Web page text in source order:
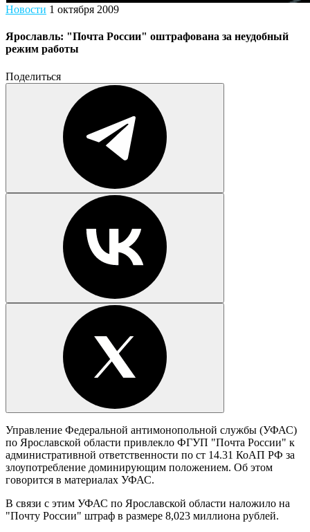
Новости 1 октября 2009
Ярославль: "Почта России" оштрафована за неудобный
режим работы
Поделиться
Управление Федеральной антимонопольной службы (УФАС)
по Ярославской области привлекло ФГУП "Почта России" к
административной ответственности по ст 14.31 КоАП РФ за
злоупотребление доминирующим положением. Об этом
говорится в материалах УФАС.
В связи с этим УФАС по Ярославской области наложило на
"Почту России" штраф в размере 8,023 миллиона рублей.